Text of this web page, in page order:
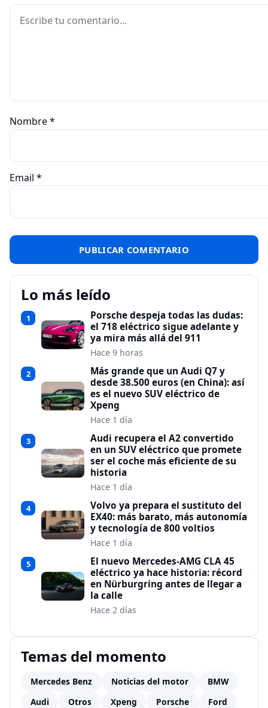
Comentario
Nombre*
Email *
Lo más leído
1
Porsche despeja todas las dudas:
el 718 eléctrico sigue adelante y
ya mira más allá del 911
Hace 9 horas
2
Más grande que un Audi Q7 y
desde 38.500 euros (en China): así
es el nuevo SUV eléctrico de
Xpeng
Hace 1 día
3
Audi recupera el A2 convertido
en un SUV eléctrico que promete
ser el coche más eficiente de su
historia
Hace 1 día
4
Volvo ya prepara el sustituto del
EX40: más barato, más autonomía
y tecnología de 800 voltios
Hace 1 día
5
El nuevo Mercedes-AMG CLA 45
eléctrico ya hace historia: récord
en Nürburgring antes de llegar a
la calle
Hace 2 días
Temas del momento
Mercedes Benz Noticias del motor
BMW
Audi
Otros Xpeng Porsche Ford